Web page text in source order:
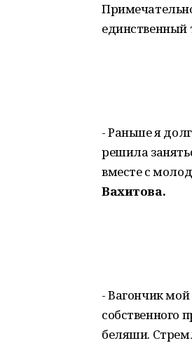
единственный
- Раньше я
решила
вместе с
Вахитова.
- Вагончик
собственного
беляши.